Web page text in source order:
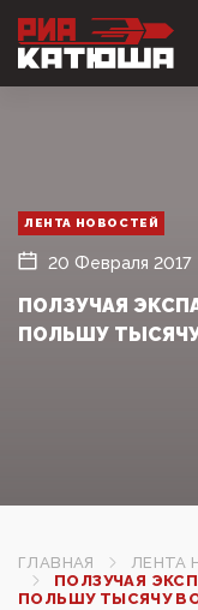
ЛЕНТА НОВОСТЕЙ
20 Февраля 2017
ПОЛЗУЧАЯ
ПОЛЬШУ
ГЛАВНАЯ
ЛЕНТА
ПОЛЗУЧАЯ
ПОЛЬШУ ТЫСЯЧУ